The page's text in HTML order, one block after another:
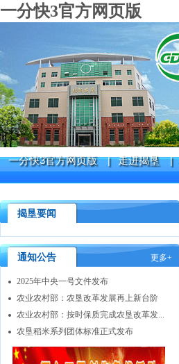
一分快3官方网页版
一分快3官方网页版 | 走进揭垦 |
揭垦要闻
通知公告 更多+
2025年中央一号文件发布
农业农村部：农垦改革发展再上新台阶
农业农村部：按时保质完成农垦改革发...
农垦稻米系列团体标准正式发布